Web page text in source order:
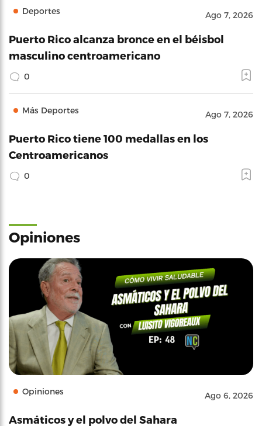
Deportes Ago 7, 2026
Puerto Rico alcanza bronce en el béisbol
masculino centroamericano
0
Más Deportes Ago 7, 2026
Puerto Rico tiene 100 medallas en los
Centroamericanos
0
Opiniones
Opiniones Ago 6, 2026
Asmáticos y el polvo del Sahara